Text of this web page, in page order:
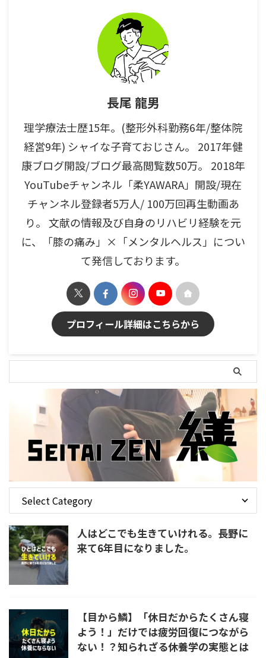
長尾 龍男
理学療法士歴15年。(整形外科勤務6年/整体院
経営9年) シャイな子育ておじさん。 2017年健
康ブログ開設/ブログ最高閲覧数50万。 2018年
YouTubeチャンネル「柔YAWARA」開設/現在
チャンネル登録者5万人/ 100万回再生動画あ
り。 文献の情報及び自身のリハビリ経験を元
に、「膝の痛み」×「メンタルヘルス」につい
て発信しております。
プロフィール詳細はこちらから
人はどこでも生きていけれる。長野に
来て6年目になりました。
【目から鱗】「休日だからたくさん寝
よう！」だけでは疲労回復につながら
ない！？知られざる休養学の実態とは